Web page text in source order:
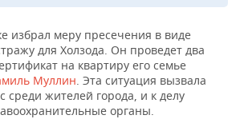
избрал меру пресечения в виде
для Холзода. Он проведет два
на квартиру его семье
Муллин. Эта ситуация вызвала
среди жителей города, и к делу
органы.